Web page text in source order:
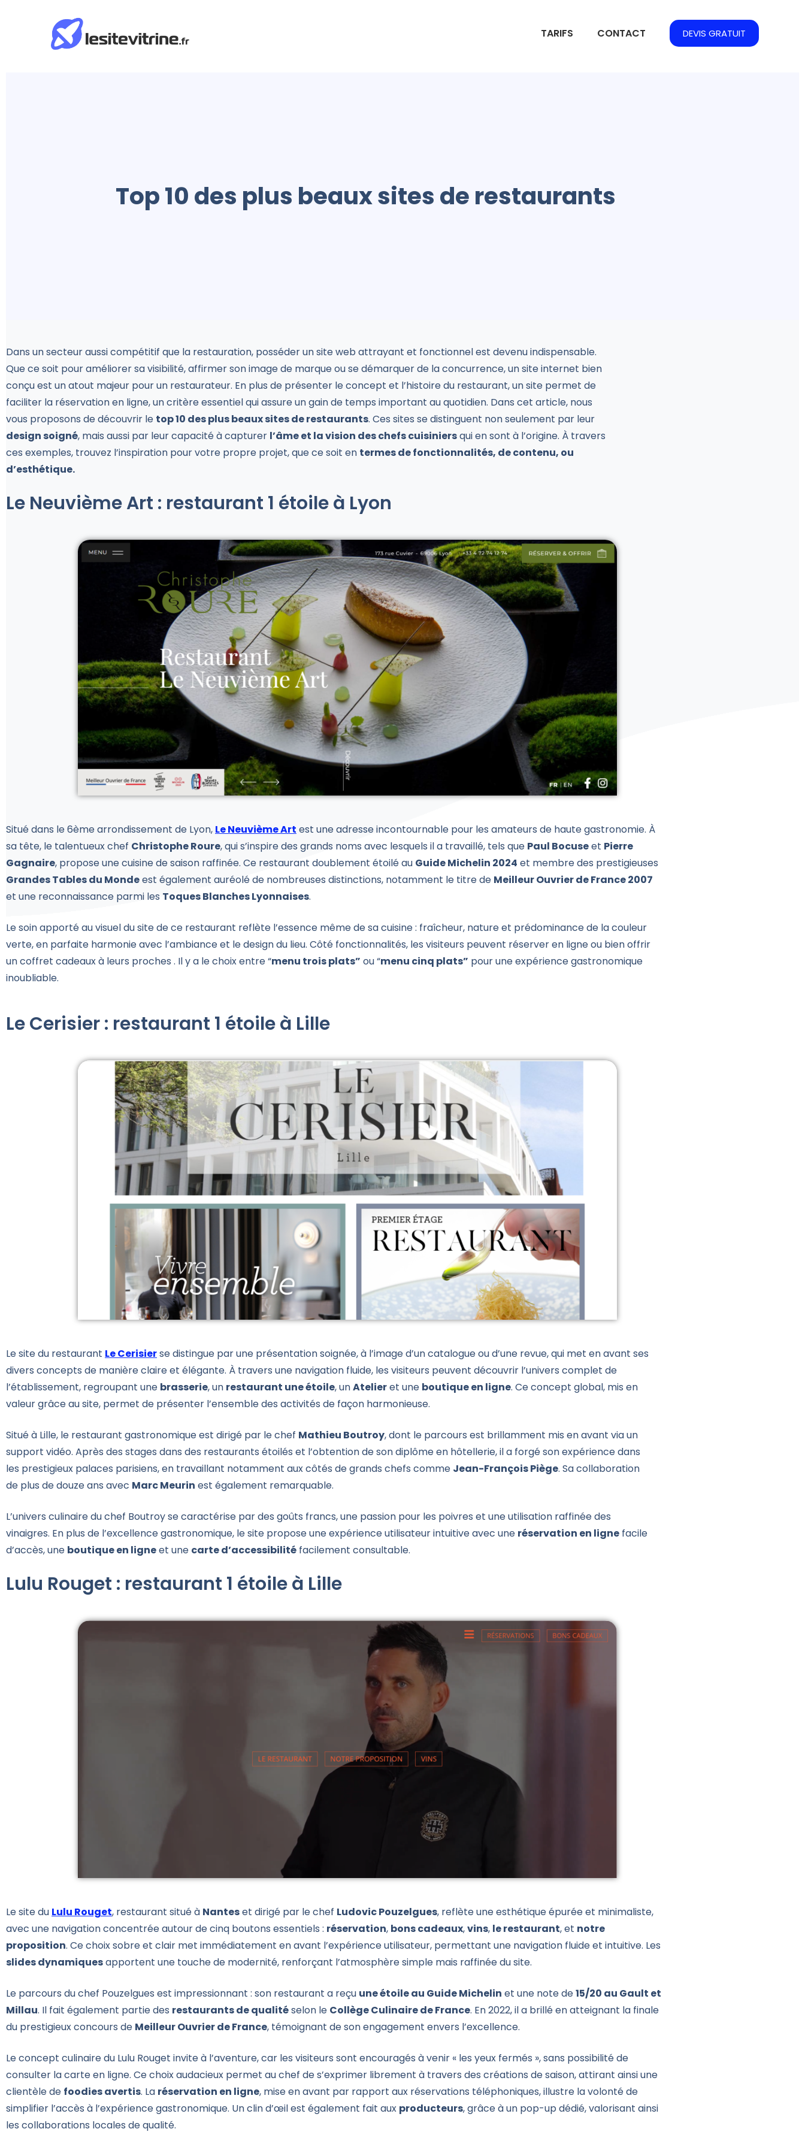
TARIFS CONTACT DEVIS GRATUIT
Top 10 des plus beaux sites de restaurants
Dans un secteur aussi compétitif que la restauration, posséder un site web attrayant et fonctionnel est devenu indispensable.
Que ce soit pour améliorer sa visibilité, affirmer son image de marque ou se démarquer de la concurrence, un site internet bien
conçu est un atout majeur pour un restaurateur. En plus de présenter le concept et l’histoire du restaurant, un site permet de
faciliter la réservation en ligne, un critère essentiel qui assure un gain de temps important au quotidien. Dans cet article, nous
vous proposons de découvrir le top 10 des plus beaux sites de restaurants. Ces sites se distinguent non seulement par leur
design soigné, mais aussi par leur capacité à capturer l’âme et la vision des chefs cuisiniersqui en sont à l’origine. À travers
ces exemples, trouvez l’inspiration pour votre propre projet, que ce soit en termes de fonctionnalités, de contenu, ou
d’esthétique.
Le Neuvième Art : restaurant 1 étoile à Lyon
Situé dans le 6ème arrondissement de Lyon, Le Neuvième Art est une adresse incontournable pour les amateurs de haute gastronomie. À
sa tête, le talentueux chef Christophe Roure, qui s’inspire des grands noms avec lesquels il a travaillé, tels que Paul Bocuseet Pierre
Gagnaire, propose une cuisine de saison raffinée. Ce restaurant doublement étoilé au Guide Michelin 2024 et membre des prestigieuses
Grandes Tables du Mondeest également auréolé de nombreuses distinctions, notamment le titre de Meilleur Ouvrier de France 2007
et une reconnaissance parmi les Toques Blanches Lyonnaises.
Le soin apporté au visuel du site de ce restaurant reflète l’essence même de sa cuisine : fraîcheur, nature et prédominance de la couleur
verte, en parfaite harmonie avec l’ambiance et le design du lieu. Côté fonctionnalités, les visiteurs peuvent réserver en ligne ou bien offrir
un coffret cadeaux à leurs proches . Il y a le choix entre “menu trois plats” ou “menu cinq plats” pour une expérience gastronomique
inoubliable.
Le Cerisier : restaurant 1 étoile à Lille
Le site du restaurant Le Cerisierse distingue par une présentation soignée, à l’image d’un catalogue ou d’une revue, qui met en avant ses
divers concepts de manière claire et élégante. À travers une navigation fluide, les visiteurs peuvent découvrir l’univers complet de
l’établissement, regroupant une brasserie, un restaurant une étoile, unAtelieret une boutique en ligne. Ce concept global, mis en
valeur grâce au site, permet de présenter l’ensemble des activités de façon harmonieuse.
Situé à Lille, le restaurant gastronomique est dirigé par le chef Mathieu Boutroy, dont le parcours est brillamment mis en avant via un
support vidéo. Après des stages dans des restaurants étoilés et l’obtention de son diplôme en hôtellerie, il a forgé son expérience dans
les prestigieux palaces parisiens, en travaillant notamment aux côtés de grands chefs comme Jean-François Piège. Sa collaboration
de plus de douze ans avec Marc Meurin est également remarquable.
L’univers culinaire du chef Boutroy se caractérise par des goûts francs, une passion pour les poivres et une utilisation raffinée des
vinaigres. En plus de l’excellence gastronomique, le site propose une expérience utilisateur intuitive avec une réservation en ligne facile
d’accès, une boutique en ligneet une carte d’accessibilité facilement consultable.
Lulu Rouget : restaurant 1 étoile à Lille
Le site du Lulu Rouget, restaurant situé à Nanteset dirigé par le chef Ludovic Pouzelgues, reflète une esthétique épurée et minimaliste,
avec une navigation concentrée autour de cinq boutons essentiels : réservation, bons cadeaux,vins, le restaurant, et notre
proposition. Ce choix sobre et clair met immédiatement en avant l’expérience utilisateur, permettant une navigation fluide et intuitive. Les
slides dynamiquesapportent une touche de modernité, renforçant l’atmosphère simple mais raffinée du site.
Le parcours du chef Pouzelgues est impressionnant : son restaurant a reçu une étoile au Guide Michelin et une note de15/20 au Gault et
Millau. Il fait également partie des restaurants de qualitéselon le Collège Culinaire de France. En 2022, il a brillé en atteignant la finale
du prestigieux concours de Meilleur Ouvrier de France, témoignant de son engagement envers l’excellence.
Le concept culinaire du Lulu Rouget invite à l’aventure, car les visiteurs sont encouragés à venir « les yeux fermés », sans possibilité de
consulter la carte en ligne. Ce choix audacieux permet au chef de s’exprimer librement à travers des créations de saison, attirant ainsi une
clientèle de foodies avertis. La réservation en ligne, mise en avant par rapport aux réservations téléphoniques, illustre la volonté de
simplifier l’accès à l’expérience gastronomique. Un clin d’œil est également fait aux producteurs, grâce à un pop-up dédié, valorisant ainsi
les collaborations locales de qualité.